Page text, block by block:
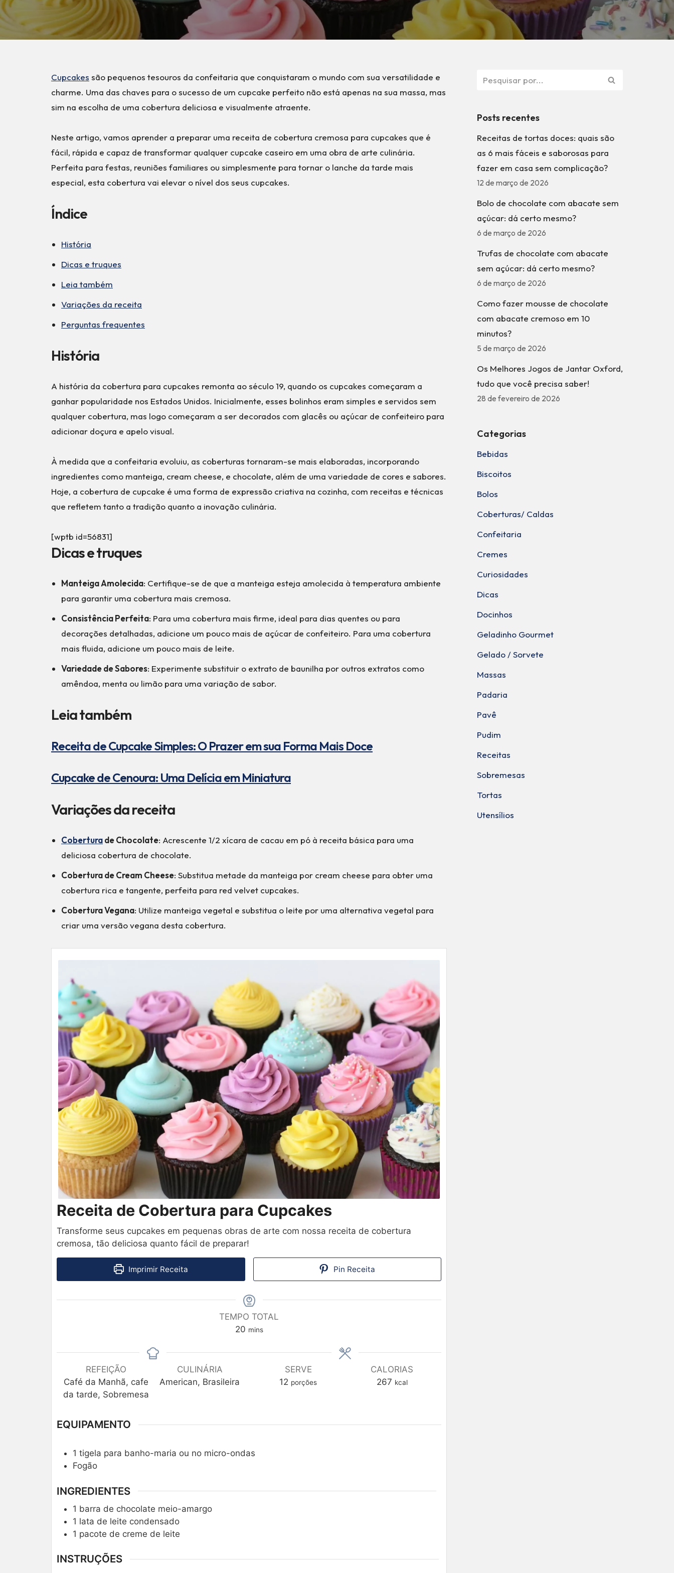
Cupcakes são pequenos tesouros da confeitaria que conquistaram o mundo com sua versatilidade e
charme. Uma das chaves para o sucesso de um cupcake perfeito não está apenas na sua massa, mas
sim na escolha de uma cobertura deliciosa e visualmente atraente.
Neste artigo, vamos aprender a preparar uma receita de cobertura cremosa para cupcakes que é
fácil, rápida e capaz de transformar qualquer cupcake caseiro em uma obra de arte culinária.
Perfeita para festas, reuniões familiares ou simplesmente para tornar o lanche da tarde mais
especial, esta cobertura vai elevar o nível dos seus cupcakes.
Índice
História
Dicas e truques
Leia também
Variações da receita
Perguntas frequentes
História
A história da cobertura para cupcakes remonta ao século 19, quando os cupcakes começaram a
ganhar popularidade nos Estados Unidos. Inicialmente, esses bolinhos eram simples e servidos sem
qualquer cobertura, mas logo começaram a ser decorados com glacês ou açúcar de confeiteiro para
adicionar doçura e apelo visual.
À medida que a confeitaria evoluiu, as coberturas tornaram-se mais elaboradas, incorporando
ingredientes como manteiga, cream cheese, e chocolate, além de uma variedade de cores e sabores.
Hoje, a cobertura de cupcake é uma forma de expressão criativa na cozinha, com receitas e técnicas
que refletem tanto a tradição quanto a inovação culinária.
[wptb id=56831]
Dicas e truques
Manteiga Amolecida: Certifique-se de que a manteiga esteja amolecida à temperatura ambiente
para garantir uma cobertura mais cremosa.
Consistência Perfeita: Para uma cobertura mais firme, ideal para dias quentes ou para
decorações detalhadas, adicione um pouco mais de açúcar de confeiteiro. Para uma cobertura
mais fluida, adicione um pouco mais de leite.
Variedade de Sabores: Experimente substituir o extrato de baunilha por outros extratos como
amêndoa, menta ou limão para uma variação de sabor.
Leia também
Receita de Cupcake Simples: O Prazer em sua Forma Mais Doce
Cupcake de Cenoura: Uma Delícia em Miniatura
Variações da receita
Coberturade Chocolate: Acrescente 1/2 xícara de cacau em pó à receita básica para uma
deliciosa cobertura de chocolate.
Cobertura de Cream Cheese: Substitua metade da manteiga por cream cheese para obter uma
cobertura rica e tangente, perfeita para red velvet cupcakes.
Cobertura Vegana: Utilize manteiga vegetal e substitua o leite por uma alternativa vegetal para
criar uma versão vegana desta cobertura.
Receita de Cobertura para Cupcakes
Transforme seus cupcakes em pequenas obras de arte com nossa receita de cobertura
cremosa, tão deliciosa quanto fácil de preparar!
Imprimir Receita Pin Receita
TEMPO TOTAL
20 mins
REFEIÇÃO
Café da Manhã, cafe
da tarde, Sobremesa
CULINÁRIA
American, Brasileira
SERVE
12 porções
CALORIAS
267 kcal
EQUIPAMENTO
1 tigela para banho-maria ou no micro-ondas
Fogão
INGREDIENTES
1 barra de chocolate meio-amargo
1 lata de leite condensado
1 pacote de creme de leite
INSTRUÇÕES
Posts recentes
Receitas de tortas doces: quais são
as 6 mais fáceis e saborosas para
fazer em casa sem complicação?
12 de março de 2026
Bolo de chocolate com abacate sem
açúcar: dá certo mesmo?
6 de março de 2026
Trufas de chocolate com abacate
sem açúcar: dá certo mesmo?
6 de março de 2026
Como fazer mousse de chocolate
com abacate cremoso em 10
minutos?
5 de março de 2026
Os Melhores Jogos de Jantar Oxford,
tudo que você precisa saber!
28 de fevereiro de 2026
Categorias
Bebidas
Biscoitos
Bolos
Coberturas/ Caldas
Confeitaria
Cremes
Curiosidades
Dicas
Docinhos
Geladinho Gourmet
Gelado / Sorvete
Massas
Padaria
Pavê
Pudim
Receitas
Sobremesas
Tortas
Utensílios